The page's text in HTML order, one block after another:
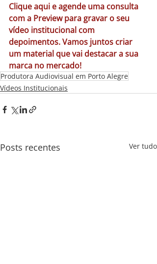
Clique aqui e agende uma consulta
com a Preview para gravar o seu
vídeo institucional com
depoimentos. Vamos juntos criar
um material que vai destacar a sua
marca no mercado!
Produtora Audiovisual em Porto Alegre
Vídeos Institucionais
Posts recentes Ver tudo